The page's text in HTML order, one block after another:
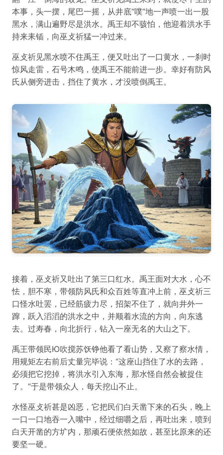
本事，头一摆，尾巴一摇，从井底“噗”地一声喷一出一股
黑水，满山遍野尽是洪水。禹王却不骇怕，他迎着洪水手
持来耒锸，向巫攴祈猛一冲过来。
巫攴祈见黑水喷不住禹王，便又吐出了一口黄水，一刹时
惊风走雷，石号木鸣，使禹王不能前进一步。幸好有防风
氏从侧旁进击，挡住了黄水，才没喷倒禹王。
接着，巫攴祈又吐出了第三口红水。禹王面对大水，心不
怯，胆不寒，带领防风氏和众百姓等直冲上前，巫攴祈三
口怪水吐罢，已经筋疲力尽，招架不住了，就向井外一
蹿，跃入滔滔的洪水之中，并顺着水流的方向，向东逃
去。过寿春，向北折行，钻入一座无名的大山之下。
禹王带领民Ю吹搅苏饫铮他看了看山势，又察了察水情，
用规矩左右前后丈量完毕说：“这座山挡住了水的去路，
必须把它挖掉，将洪水引入东海，那水怪自然会被捉住
了。”于是带领众人，每天挖山不止。
水怪巫攴祈甚是凶恶，它把民们白天凿下来的石头，晚上
一口一口地吞一入嘴中，经过细嚼之后，再吐出来，喷到
白天开凿的方圹内，那顽石便依然如故，甚至比原来的还
要坚一硬。